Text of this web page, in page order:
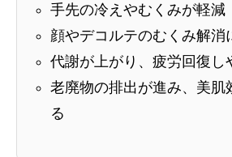
手先の冷えやむくみが軽減
顔やデコルテのむくみ解消
代謝が上がり、疲労回復し
老廃物の排出が進み、美肌
る